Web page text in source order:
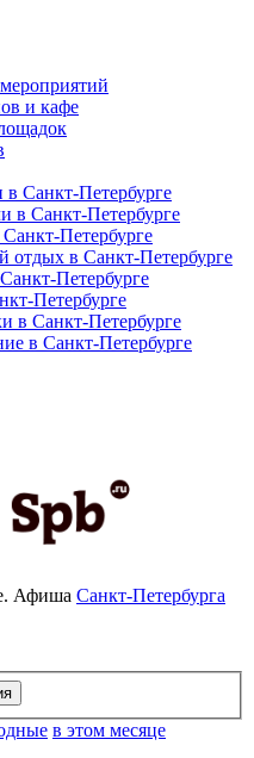
и кафе
в Санкт-Петербурге
в Санкт-Петербурге
Петербурге
отдых в Санкт-Петербурге
Петербурге
Петербурге
в Санкт-Петербурге
в Санкт-Петербурге
Афиша Санкт-Петербурга
в этом месяце